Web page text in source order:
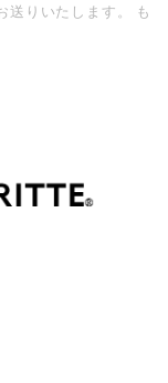
送りいたします。 も